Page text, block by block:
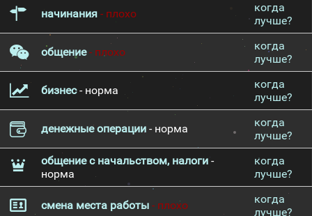
начинания - плохо
когда
лучше?
общение- плохо
когда
лучше?
бизнес- норма
когда
лучше?
денежные операции - норма
когда
лучше?
общение с начальством, налоги-
норма
когда
лучше?
смена места работы - плохо
когда
лучше?